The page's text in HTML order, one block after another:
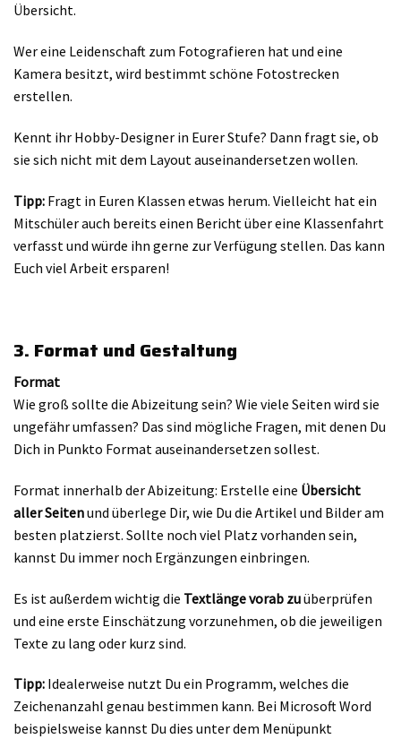
Übersicht.
Wer eine Leidenschaft zum Fotografieren hat und eine
Kamera besitzt, wird bestimmt schöne Fotostrecken
erstellen.
Kennt ihr Hobby-Designer in Eurer Stufe? Dann fragt sie, ob
sie sich nicht mit dem Layout auseinandersetzen wollen.
Tipp: Fragt in Euren Klassen etwas herum. Vielleicht hat ein
Mitschüler auch bereits einen Bericht über eine Klassenfahrt
verfasst und würde ihn gerne zur Verfügung stellen. Das kann
Euch viel Arbeit ersparen!
3. Format und Gestaltung
Format
Wie groß sollte die Abizeitung sein? Wie viele Seiten wird sie
ungefähr umfassen? Das sind mögliche Fragen, mit denen Du
Dich in Punkto Format auseinandersetzen sollest.
Format innerhalb der Abizeitung: Erstelle eine Übersicht
aller Seitenund überlege Dir, wie Du die Artikel und Bilder am
besten platzierst. Sollte noch viel Platz vorhanden sein,
kannst Du immer noch Ergänzungen einbringen.
Es ist außerdem wichtig die Textlänge vorab zuüberprüfen
und eine erste Einschätzung vorzunehmen, ob die jeweiligen
Texte zu lang oder kurz sind.
Tipp: Idealerweise nutzt Du ein Programm, welches die
Zeichenanzahl genau bestimmen kann. Bei Microsoft Word
beispielsweise kannst Du dies unter dem Menüpunkt